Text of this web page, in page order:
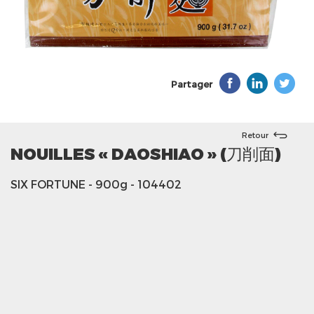
Partager
Retour
NOUILLES « DAOSHIAO » (刀削面)
SIX FORTUNE - 900g - 104402